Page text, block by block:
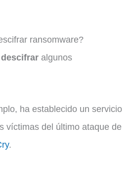
ransomware?
descifrar algunos
ha establecido un servicio
víctimas del último ataque de
.